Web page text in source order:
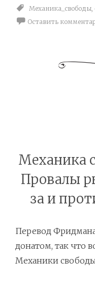
Механика_свободы,
Оставить
Механика
Провалы
за и
Перевод
донатом, так что
Механики